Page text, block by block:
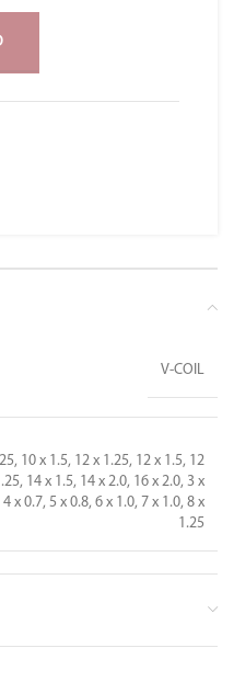
V-COIL
10 x 1.5, 12 x 1.25, 12 x 1.5, 12
14 x 1.5, 14 x 2.0, 16 x 2.0, 3 x
x 0.7, 5 x 0.8, 6 x 1.0, 7 x 1.0, 8 x
1.25